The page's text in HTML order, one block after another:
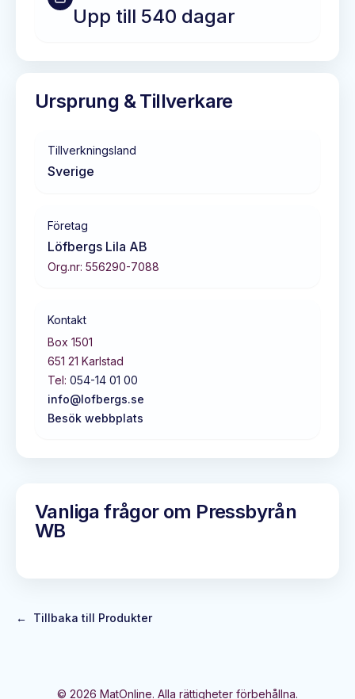
Upp till 540 dagar
Ursprung & Tillverkare
Tillverkningsland
Sverige
Företag
Löfbergs Lila AB
Org.nr: 556290-7088
Kontakt
Box 1501
651 21 Karlstad
Tel: 054-14 01 00
info@lofbergs.se
Besök webbplats
Vanliga frågor om Pressbyrån
WB
← Tillbaka till Produkter
© 2026 MatOnline. Alla rättigheter förbehållna.